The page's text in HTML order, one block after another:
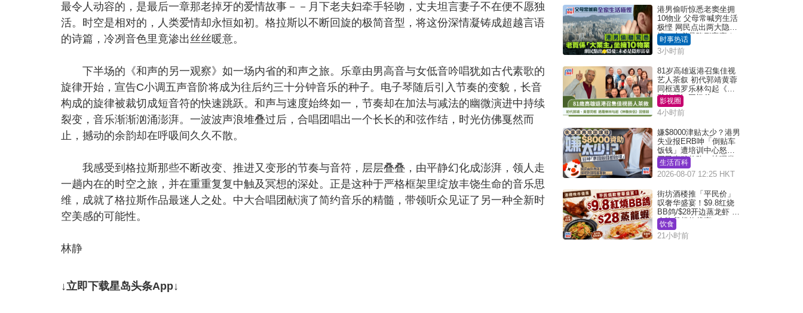
最令人动容的，是最后一章那老掉牙的爱情故事－－月下老夫妇牵手轻吻，丈夫坦言妻子不在便不愿独
活。时空是相对的，人类爱情却永恒如初。格拉斯以不断回旋的极简音型，将这份深情凝铸成超越言语
的诗篇，冷冽音色里竟渗出丝丝暖意。
下半场的《和声的另一观察》如一场内省的和声之旅。乐章由男高音与女低音吟唱犹如古代素歌的
旋律开始，宣告C小调五声音阶将成为往后约三十分钟音乐的种子。电子琴随后引入节奏的变貌，长音
构成的旋律被裁切成短音符的快速跳跃。和声与速度始终如一，节奏却在加法与减法的幽微演进中持续
裂变，音乐渐渐汹涌澎湃。一波波声浪堆叠过后，合唱团唱出一个长长的和弦作结，时光仿佛戛然而
止，撼动的余韵却在呼吸间久久不散。
我感受到格拉斯那些不断改变、推进又变形的节奏与音符，层层叠叠，由平静幻化成澎湃，领人走
一趟内在的时空之旅，并在重重复复中触及冥想的深处。正是这种于严格框架里绽放丰饶生命的音乐思
维，成就了格拉斯作品最迷人之处。中大合唱团献演了简约音乐的精髓，带领听众见证了另一种全新时
空美感的可能性。
林静
↓立即下载星岛头条App↓
港男偷听惊悉老窦坐拥
10物业 父母常喊穷生活
极悭 网民点出两大隐
忧：未必是隐形富豪｜
Juicy叮
时事热话
3小时前
81岁高雄返港召集佳视
艺人茶叙 初代郭靖黄蓉
同框遇罗乐林勾起《神
雕侠侣》回忆杀
影视圈
4小时前
嫌$8000津贴太少？港男
失业报ERB呻「倒贴车
饭钱」遭培训中心怒轰
网民幽默教路：拣呢类
课程唔会蚀...
生活百科
2026-08-07 12:25 HKT
街坊酒楼推「平民价」
叹奢华盛宴！$9.8红烧
BB鸽/$28开边蒸龙虾 3
大晚餐超值优惠
饮食
21小时前